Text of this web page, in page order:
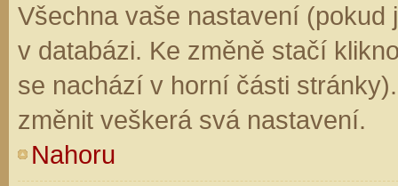
Všechna vaše nastavení (pokud
v databázi. Ke změně stačí
se nachází v horní části
změnit veškerá svá nastavení.
Nahoru